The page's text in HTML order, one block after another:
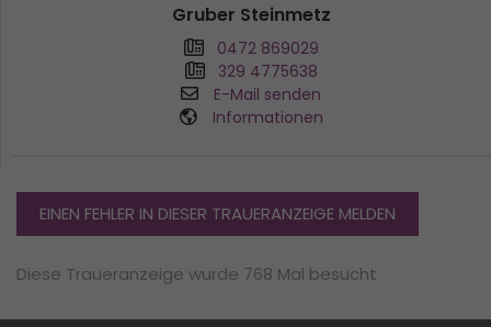
Gruber Steinmetz
0472 869029
329 4775638
E-Mail senden
Informationen
EINEN FEHLER IN DIESER TRAUERANZEIGE MELDEN
Diese Traueranzeige wurde 768 Mal besucht